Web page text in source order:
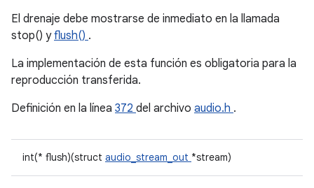
El drenaje debe mostrarse de inmediato en la llamada
stop() yflush() .
La implementación de esta función es obligatoria para la
reproducción transferida.
Definición en la línea 372 del archivo audio.h .
int(* flush)(struct audio_stream_out *stream)